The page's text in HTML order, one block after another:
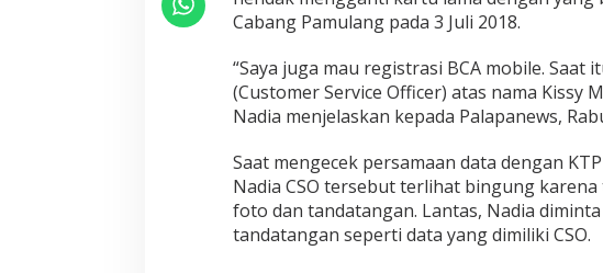
Cabang Pamulang pada 3 Juli 2018.
“Saya juga mau registrasi BCA mobile. Saat
(Customer Service Officer) atas nama Kissy
Nadia menjelaskan kepada Palapanews,
Saat mengecek persamaan data dengan
Nadia CSO tersebut terlihat bingung
foto dan tandatangan. Lantas, Nadia
tandatangan seperti data yang dimiliki CSO.